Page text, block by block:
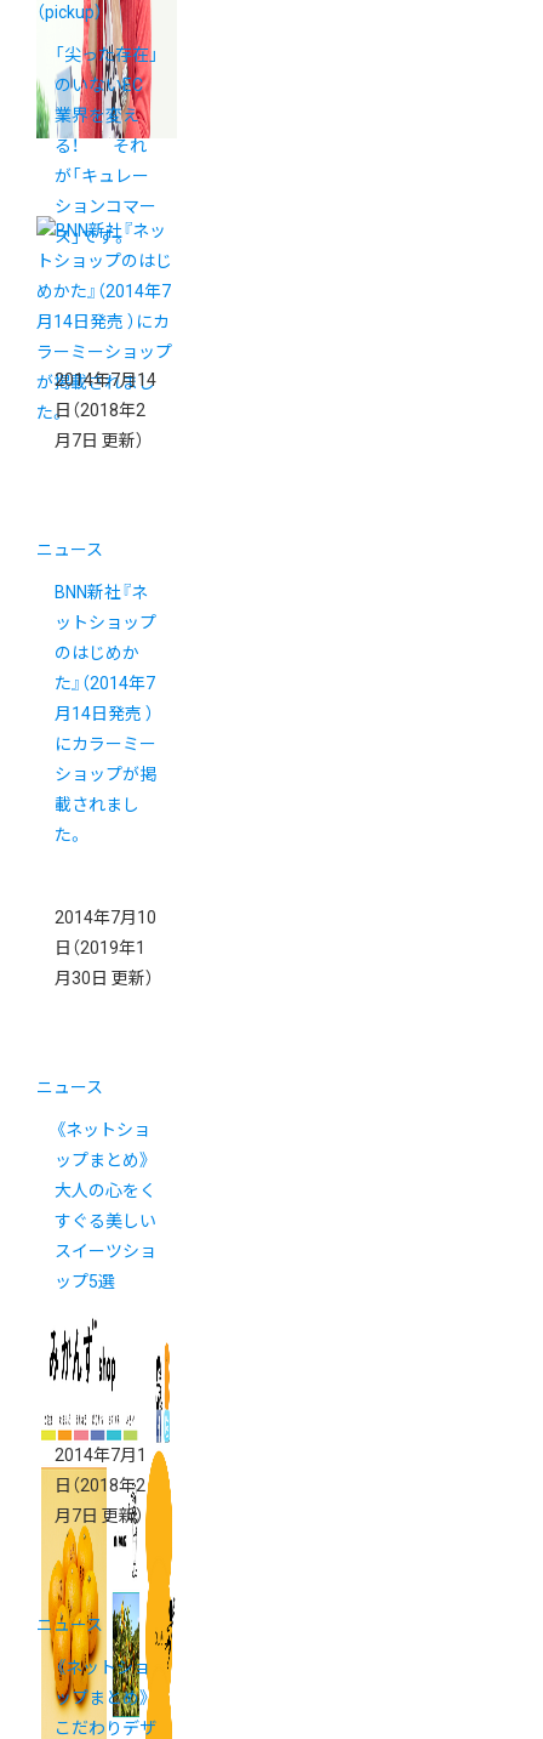
（pickup）
「尖った存在」
のいないEC
業界を変え
る！ それ
が「キュレー
ションコマー
ス」です。
2014年7月14
日 （2018年2
月7日 更新）
ニュース
BNN新社『ネ
ットショップ
のはじめか
た』（2014年7
月14日発売 ）
にカラーミー
ショップが掲
載されまし
た。
2014年7月10
日 （2019年1
月30日 更新）
ニュース
《ネットショ
ップまとめ》
大人の心をく
すぐる美しい
スイーツショ
ップ5選
2014年7月1
日 （2018年2
月7日 更新）
ニュース
《ネットショ
ップまとめ》
こだわりデザ